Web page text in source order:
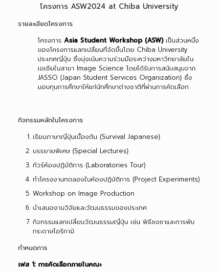
โครงการ ASW2024 at Chiba University
รายละเอียดโครงการ
โครงการ Asia Student Workshop (ASW)เป็นส่วนหนึ่ง
ของโครงการแลกเปลี่ยนที่จัดขึ้นโดย Chiba University
ประเทศญี่ปุ่น ซึ่งมุ่งเน้นความร่วมมือระหว่างมหาวิทยาลัยใน
เอเชียในสาขา Image Science โดยได้รับการสนับสนุนจาก
JASSO (Japan Student Services Organization) ซึ่ง
มอบทุนการศึกษาให้แก่นักศึกษาต่างชาติที่ผ่านการคัดเลือก
กิจกรรมหลักในโครงการ
เรียนภาษาญี่ปุ่นเบื้องต้น (Survival Japanese)
บรรยายพิเศษ (Special Lectures)
ทัวร์ห้องปฏิบัติการ (Laboratories Tour)
ทำโครงงานทดลองในห้องปฏิบัติการ (Project Experiments)
Workshop on Image Production
นำเสนองานวิจัยและวัฒนธรรมของประเทศ
กิจกรรมแลกเปลี่ยนวัฒนธรรมญี่ปุ่น เช่น พิธีชงชาและการพับ
กระดาษโอริกามิ
กำหนดการ
เฟส 1: การคัดเลือกภายในคณะ